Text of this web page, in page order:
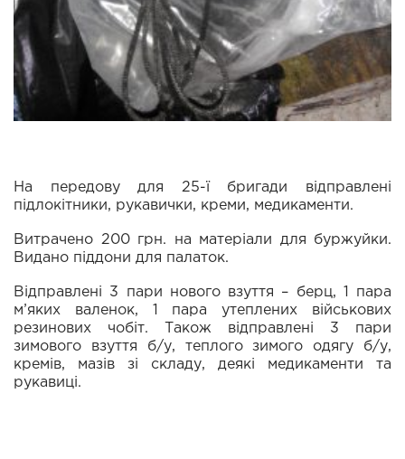
На передову для 25-ї бригади відправлені
підлокітники, рукавички, креми, медикаменти.
Витрачено 200 грн. на матеріали для буржуйки.
Видано піддони для палаток.
Відправлені 3 пари нового взуття – берц, 1 пара
м’яких валенок, 1 пара утеплених військових
резинових чобіт. Також відправлені 3 пари
зимового взуття б/у, теплого зимого одягу б/у,
кремів, мазів зі складу, деякі медикаменти та
рукавиці.